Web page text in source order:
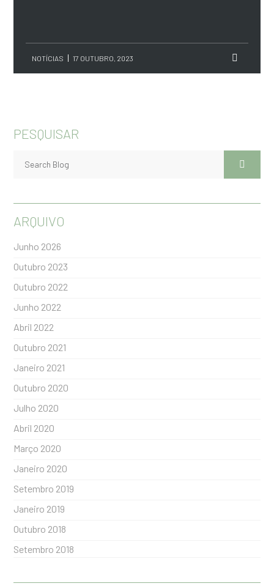
NOTÍCIAS 17 OUTUBRO, 2023
PESQUISAR
ARQUIVO
Junho 2026
Outubro 2023
Outubro 2022
Junho 2022
Abril 2022
Outubro 2021
Janeiro 2021
Outubro 2020
Julho 2020
Abril 2020
Março 2020
Janeiro 2020
Setembro 2019
Janeiro 2019
Outubro 2018
Setembro 2018